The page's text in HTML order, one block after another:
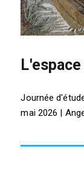
Journée
mai 2026 |